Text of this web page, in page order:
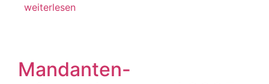
weiterlesen
Mandanten-